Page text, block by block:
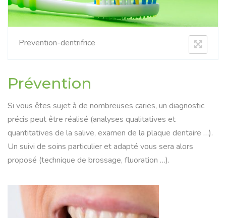
Prevention-dentrifrice
Prévention
Si vous êtes sujet à de nombreuses caries, un diagnostic
précis peut être réalisé (analyses qualitatives et
quantitatives de la salive, examen de la plaque dentaire …).
Un suivi de soins particulier et adapté vous sera alors
proposé (technique de brossage, fluoration …).